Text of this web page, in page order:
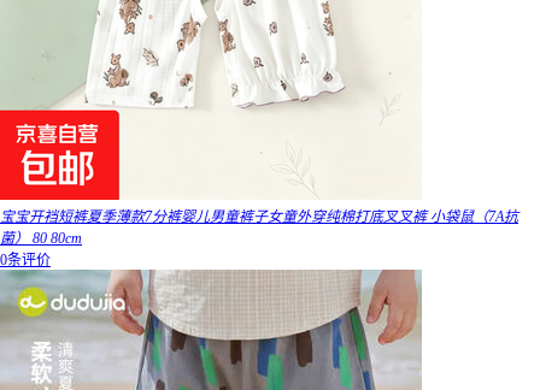
宝宝开裆短裤夏季薄款7分裤婴儿男童裤子女童外穿纯棉打底叉叉裤 小袋鼠（7A抗
菌） 80 80cm
0条评价